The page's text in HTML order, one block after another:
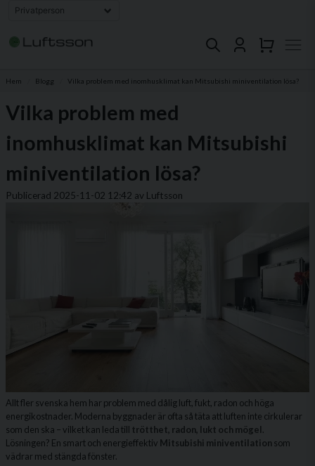
Hem Blogg Vilka problem med inomhusklimat kan Mitsubishi miniventilation lösa?
Vilka problem med
inomhusklimat kan Mitsubishi
miniventilation lösa?
Publicerad 2025-11-02 12:42 av Luftsson
Allt fler svenska hem har problem med dålig luft, fukt, radon och höga
energikostnader. Moderna byggnader är ofta så täta att luften inte cirkulerar
som den ska – vilket kan leda till trötthet, radon, lukt och mögel.
Lösningen? En smart och energieffektiv Mitsubishi miniventilation som
vädrar med stängda fönster.